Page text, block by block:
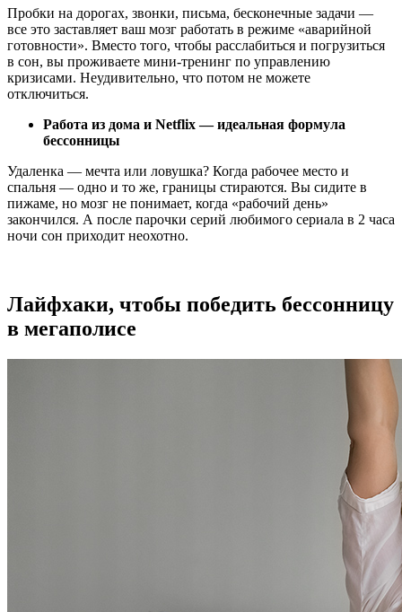
Пробки на дорогах, звонки, письма, бесконечные задачи —
все это заставляет ваш мозг работать в режиме «аварийной
готовности». Вместо того, чтобы расслабиться и погрузиться
в сон, вы проживаете мини-тренинг по управлению
кризисами. Неудивительно, что потом не можете
отключиться.
Работа из дома и Netflix — идеальная формула
бессонницы
Удаленка — мечта или ловушка? Когда рабочее место и
спальня — одно и то же, границы стираются. Вы сидите в
пижаме, но мозг не понимает, когда «рабочий день»
закончился. А после парочки серий любимого сериала в 2 часа
ночи сон приходит неохотно.
Лайфхаки, чтобы победить бессонницу
в мегаполисе